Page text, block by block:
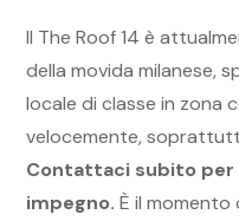
Il The Roof 14 è
della movida milanese,
locale di classe in zona
velocemente,
Contattaci subito per
impegno. È il momento